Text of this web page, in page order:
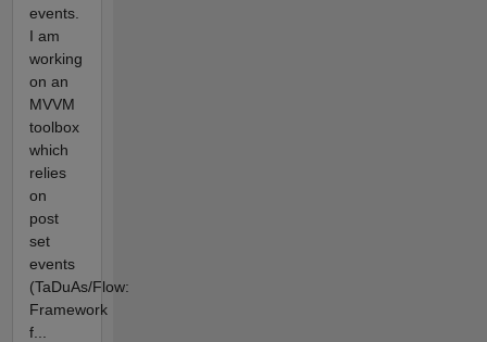
events.
I am
working
on an
MVVM
toolbox
which
relies
on
post
set
events
(TaDuAs/Flow:
Framework
f...